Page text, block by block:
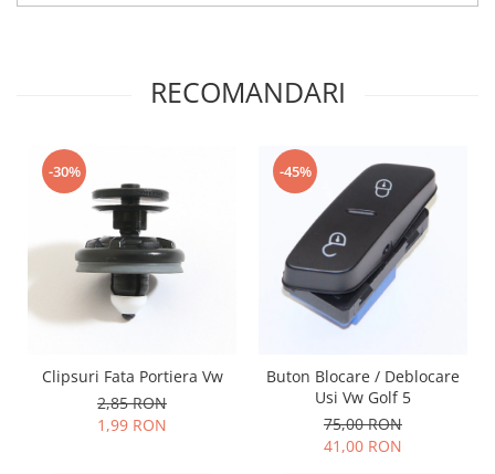
RECOMANDARI
-30%
Clipsuri Fata Portiera Vw
2,85 RON
1,99 RON
-45%
Buton Blocare / Deblocare
Usi Vw Golf 5
75,00 RON
41,00 RON